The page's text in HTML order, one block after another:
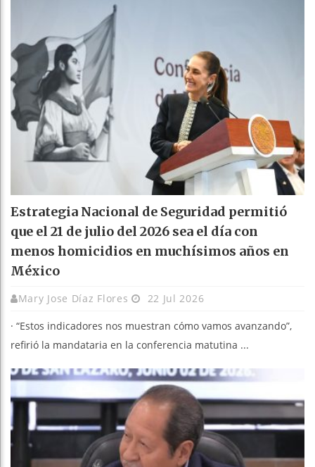
Estrategia Nacional de Seguridad permitió
que el 21 de julio del 2026 sea el día con
menos homicidios en muchísimos años en
México
Mary Jose Díaz Flores 22 Jul 2026
· ⁠“Estos indicadores nos muestran cómo vamos avanzando”,
refirió la mandataria en la conferencia matutina ...